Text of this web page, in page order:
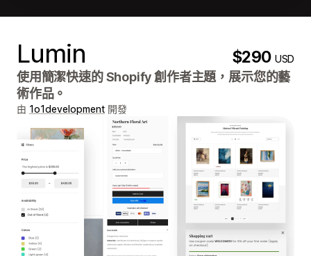
Lumin $290USD
使用簡潔快速的 Shopify 創作者主題，展示您的藝
術作品。
由 1o1development 開發